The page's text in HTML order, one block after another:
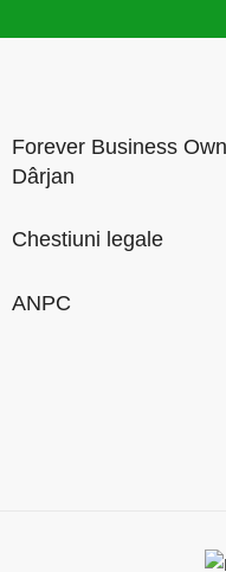
Forever Business
Dârjan
Chestiuni legale
ANPC